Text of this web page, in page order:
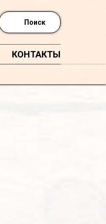
Поиск
КОНТАКТЫ